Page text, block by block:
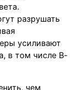
разрушать
усиливают
в том числе В-
чем